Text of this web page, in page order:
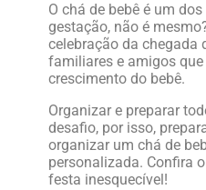
O chá de bebê é um
gestação, não é
celebração da chegada
familiares e amigos
crescimento do bebê.
Organizar e preparar
desafio, por isso,
organizar um chá de
personalizada. Confira
festa inesquecível!